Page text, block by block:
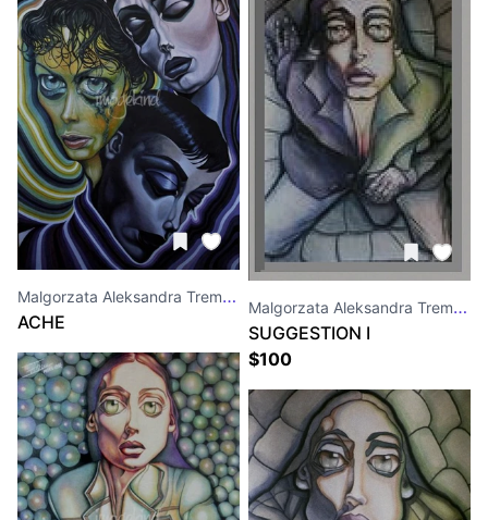
Malgorzata Aleksandra Trembla
ACHE
Malgorzata Aleksandra Trembla
SUGGESTION I
$100